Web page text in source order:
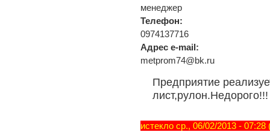
менеджер
Телефон:
0974137716
Адрес e-mail:
metprom74@bk.ru
Предприятие
лист,рулон.Недорого!!!
истекло ср., 06/02/2013 -